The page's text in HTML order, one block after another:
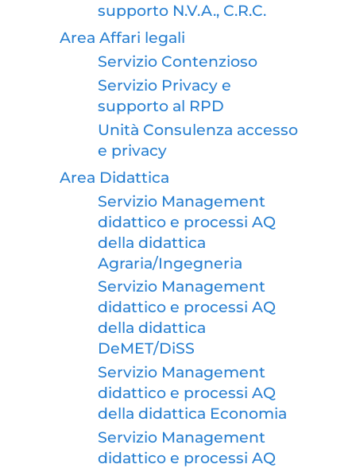
supporto N.V.A., C.R.C.
Area Affari legali
Servizio Contenzioso
Servizio Privacy e
supporto al RPD
Unità Consulenza accesso
e privacy
Area Didattica
Servizio Management
didattico e processi AQ
della didattica
Agraria/Ingegneria
Servizio Management
didattico e processi AQ
della didattica
DeMET/DiSS
Servizio Management
didattico e processi AQ
della didattica Economia
Servizio Management
didattico e processi AQ